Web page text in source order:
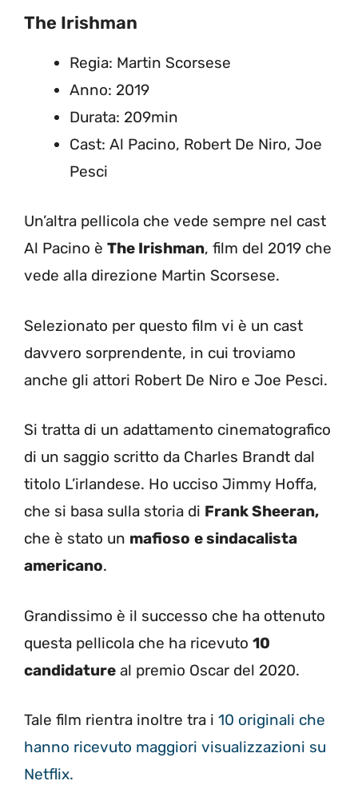
The Irishman
Regia: Martin Scorsese
Anno: 2019
Durata: 209min
Cast: Al Pacino, Robert De Niro, Joe
Pesci
Un’altra pellicola che vede sempre nel cast
Al Pacino è The Irishman, film del 2019 che
vede alla direzione Martin Scorsese.
Selezionato per questo film vi è un cast
davvero sorprendente, in cui troviamo
anche gli attori Robert De Niro e Joe Pesci.
Si tratta di un adattamento cinematografico
di un saggio scritto da Charles Brandt dal
titolo L’irlandese. Ho ucciso Jimmy Hoffa,
che si basa sulla storia di Frank Sheeran,
che è stato un mafioso e sindacalista
americano.
Grandissimo è il successo che ha ottenuto
questa pellicola che ha ricevuto 10
candidature al premio Oscar del 2020.
Tale film rientra inoltre tra i 10 originali che
hanno ricevuto maggiori visualizzazioni su
Netflix.